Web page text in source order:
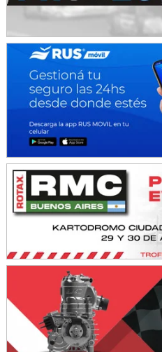
Ciudad de Trenque Lauquen (Asfalto)
Trenque Lauquen (Buenos Aires)
ENTRERRIANO - F6 (POSTERGADA)
Parque de la Velocidad (Asfalto)
Villaguay (Entre Ríos)
VICTORIENSE - F7
El Cerro (Tierra)
Victoria (Entre Ríos)
PATAGONICO - F6
Moto Club Reginense (Tierra)
Gral. E. Godoy (Río Negro)
Juventud Unida (Tierra)
Humboldt (Santa Fe)
NORESTE SANTAFESINO - F6
Ciudad de Avellaneda (Asfalto)
Avellaneda (Santa Fe)
SUR SANTAFESINO - F4